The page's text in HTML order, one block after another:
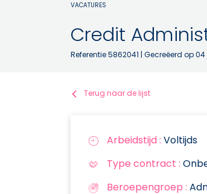
VACATURES
Credit
Referentie 5862041 | Gecreëerd op
Terug naar de lijst
Arbeidstijd : Voltijds
Type contract :
Beroepengroep :